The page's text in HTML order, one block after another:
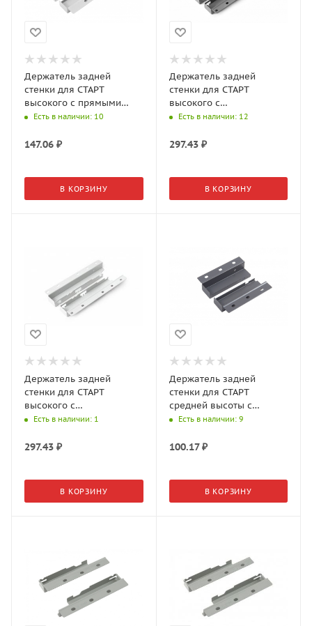
Держатель задней
стенки для СТАРТ
высокого с прямыми
боковинами SBH62/W
Есть в наличии: 10
147.06 ₽
В КОРЗИНУ
Держатель задней
стенки для СТАРТ
высокого с
традиционными
Есть в наличии: 12
297.43₽
В КОРЗИНУ
Держатель задней
стенки для СТАРТ
высокого с
традиционными
Есть в наличии: 1
297.43 ₽
В КОРЗИНУ
Держатель задней
стенки для СТАРТ
средней высоты с
прямыми боковинами
Есть в наличии: 9
100.17₽
В КОРЗИНУ